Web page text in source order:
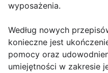
wyposażenia.
Według nowych
konieczne jest
pomocy oraz
umiejętności w zakresie